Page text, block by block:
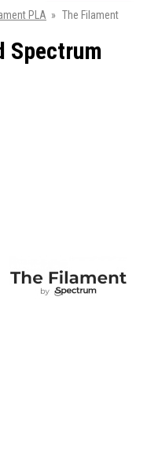
PLA » The Filament
Spectrum